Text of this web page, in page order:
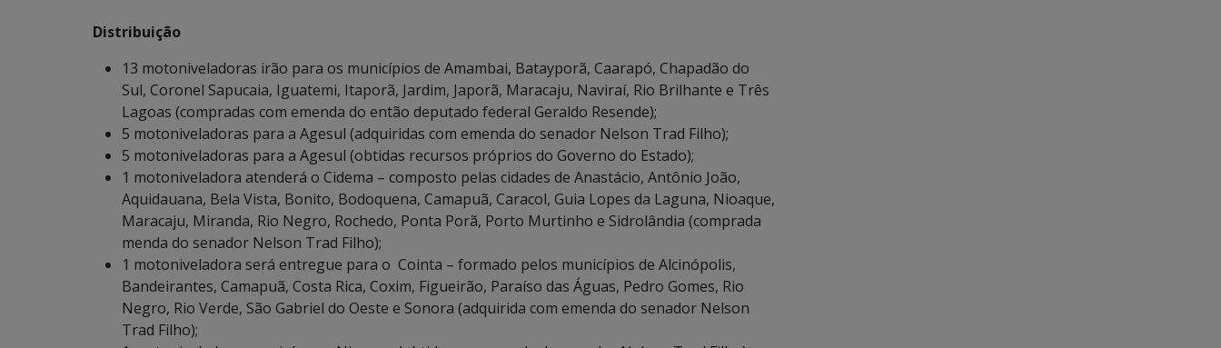
Distribuição
13 motoniveladoras irão para os municípios de Amambai, Batayporã, Caarapó, Chapadão do
Sul, Coronel Sapucaia, Iguatemi, Itaporã, Jardim, Japorã, Maracaju, Naviraí, Rio Brilhante e Três
Lagoas (compradas com emenda do então deputado federal Geraldo Resende);
5 motoniveladoras para a Agesul (adquiridas com emenda do senador Nelson Trad Filho);
5 motoniveladoras para a Agesul (obtidas recursos próprios do Governo do Estado);
1 motoniveladora atenderá o Cidema – composto pelas cidades de Anastácio, Antônio João,
Aquidauana, Bela Vista, Bonito, Bodoquena, Camapuã, Caracol, Guia Lopes da Laguna, Nioaque,
Maracaju, Miranda, Rio Negro, Rochedo, Ponta Porã, Porto Murtinho e Sidrolândia (comprada
menda do senador Nelson Trad Filho);
1 motoniveladora será entregue para o Cointa – formado pelos municípios de Alcinópolis,
Bandeirantes, Camapuã, Costa Rica, Coxim, Figueirão, Paraíso das Águas, Pedro Gomes, Rio
Negro, Rio Verde, São Gabriel do Oeste e Sonora (adquirida com emenda do senador Nelson
Trad Filho);